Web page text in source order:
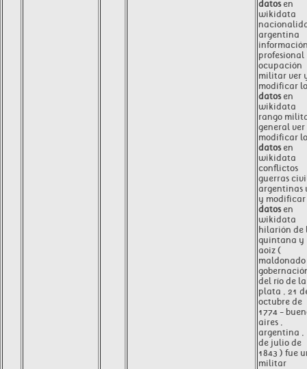
datosen
wikidata
argentina
profesional
ocupación
militar ver
modificar
datosen
wikidata
rango
general ver
modificar
datosen
wikidata
conflictos
guerras
argentinas
y modificar
datosen
wikidata
hilarión de
quintana y
aoiz (
maldonado
del río de la
plata , 21
octubre de
1774 -
aires ,
argentina ,
de julio de
1843 ) fue
militar